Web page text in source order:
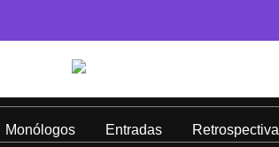
Monólogos Entradas Retrospectiva